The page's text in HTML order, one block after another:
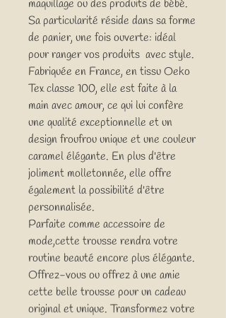
maquillage ou des produits de bébé.
Sa particularité réside dans sa forme
de panier, une fois ouverte: idéal
pour ranger vos produits avec style.
Fabriquée en France, en tissu Oeko
Tex classe 100, elle est faite à la
main avec amour, ce qui lui confère
une qualité exceptionnelle et un
design froufrou unique et une couleur
caramel élégante. En plus d'être
joliment molletonnée, elle offre
également la possibilité d'être
personnalisée.
Parfaite comme accessoire de
mode,cette trousse rendra votre
routine beauté encore plus élégante.
Offrez-vous ou offrez à une amie
cette belle trousse pour un cadeau
original et unique. Transformez votre